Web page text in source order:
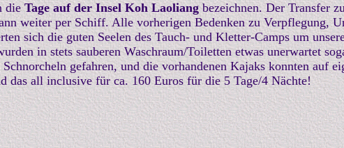
dieTage auf der Insel Koh Laoliangbezeichnen. Der Transfer
weiter per Schiff. Alle vorherigen Bedenken zu Verpflegung,
sich die guten Seelen des Tauch- und Kletter-Camps um
in stets sauberen Waschraum/Toiletten etwas unerwartet
gefahren, und die vorhandenen Kajaks konnten auf
das all inclusive für ca. 160 Euros für die 5 Tage/4 Nächte!